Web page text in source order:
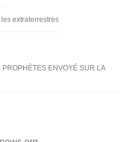
extraterrestres
ENVOYÉ SUR LA